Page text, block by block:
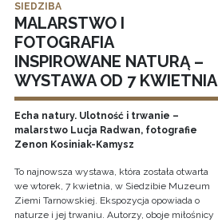
SIEDZIBA
MALARSTWO I
FOTOGRAFIA
INSPIROWANE NATURĄ –
WYSTAWA OD 7 KWIETNIA
Echa natury. Ulotność i trwanie –
malarstwo Lucja Radwan, fotografie
Zenon Kosiniak-Kamysz
To najnowsza wystawa, która została otwarta
we wtorek, 7 kwietnia, w Siedzibie Muzeum
Ziemi Tarnowskiej. Ekspozycja opowiada o
naturze i jej trwaniu. Autorzy, oboje miłośnicy